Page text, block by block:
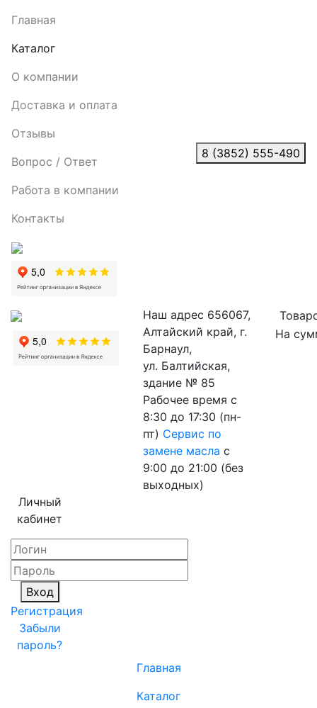
Главная
Каталог
О компании
Доставка и оплата
Отзывы
Вопрос / Ответ
Работа в компании
Контакты
8 (3852) 555-490
Наш адрес 656067,
Алтайский край, г.
Барнаул,
ул. Балтийская,
здание № 85
Рабочее время с
8:30 до 17:30 (пн-
пт) Сервис по
замене масла с
9:00 до 21:00 (без
выходных)
На
Личный
кабинет
Вход
Регистрация
Забыли
пароль?
Главная
Каталог